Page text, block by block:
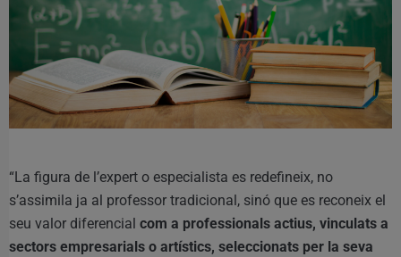
“La figura de l’expert o especialista es redefineix, no
s’assimila ja al professor tradicional, sinó que es reconeix el
seu valor diferencial com a professionals actius, vinculats a
sectors empresarials o artístics, seleccionats per la seva